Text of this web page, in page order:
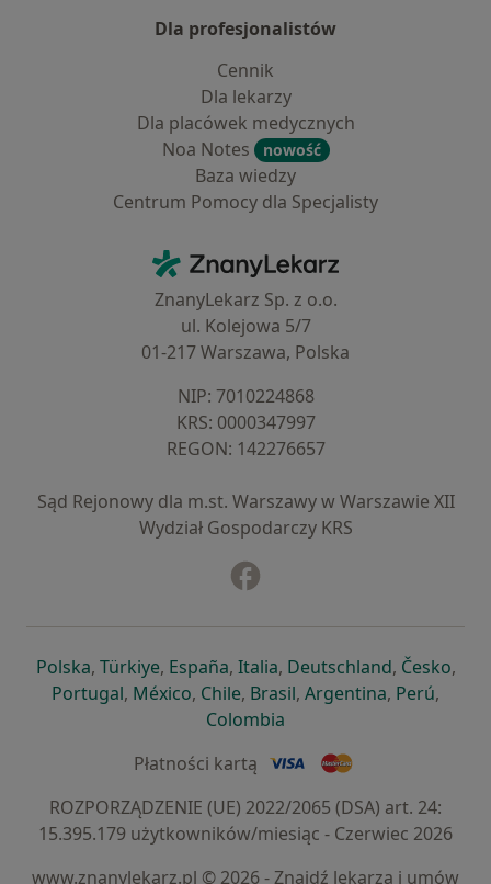
Dla profesjonalistów
Cennik
Dla lekarzy
Dla placówek medycznych
Noa Notes
nowość
Baza wiedzy
Centrum Pomocy dla Specjalisty
ZnanyLekarz - Strona główna
ZnanyLekarz Sp. z o.o.
ul. Kolejowa 5/7
01-217 Warszawa, Polska
NIP: ⁠7010224868
KRS: ⁠0000347997
REGON: ⁠142276657
Sąd Rejonowy dla m.st. Warszawy w Warszawie XII
Wydział Gospodarczy KRS
Polskaotwiera się w nowej karcie
, Türkiyeotwiera się w nowej karcie
, Españaotwiera się w nowej karcie
, Italiaotwiera się w nowej
, Deutschlandotwiera się
, Česko,
Portugalotwiera się w nowej karcie
, Méxicootwiera się w nowej karcie
, Chileotwiera się w nowej karcie
, Brasilotwiera się w nowej
, Argentinaotwiera się
, Perú,
Colombia
Płatności kartą
ROZPORZĄDZENIE (UE) 2022/2065 (DSA) art. 24:
15.395.179 użytkowników/miesiąc - Czerwiec 2026
www.znanylekarz.pl © 2026 - Znajdź lekarza i umów